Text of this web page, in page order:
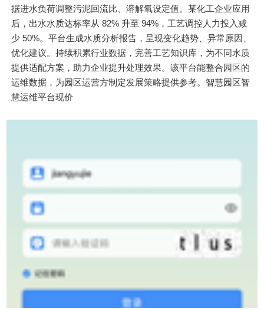
据进水负荷调整污泥回流比、溶解氧设定值。某化工企业应用
后，出水水质达标率从 82% 升至 94%，工艺调控人力投入减
少 50%。平台生成水质分析报告，呈现变化趋势、异常原因、
优化建议。持续积累行业数据，完善工艺知识库，为不同水质
提供适配方案，助力企业提升处理效果。该平台能整合园区的
运维数据，为园区运营方制定发展策略提供参考。智慧园区智
慧运维平台现价